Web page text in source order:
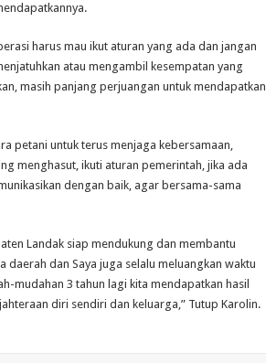
harus mau ikut aturan yang ada dan jangan
atau mengambil kesempatan yang
masih panjang perjuangan untuk mendapatkan
petani untuk terus menjaga kebersamaan,
menghasut, ikuti aturan pemerintah, jika ada
dengan baik, agar bersama-sama
Landak siap mendukung dan membantu
daerah dan Saya juga selalu meluangkan waktu
mudahan 3 tahun lagi kita mendapatkan hasil
diri sendiri dan keluarga,” Tutup Karolin.